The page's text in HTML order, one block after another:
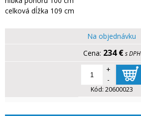
celková dĺžka 109 cm
Na objednávku
234 € s DPH
+
-
Kód: 20600023